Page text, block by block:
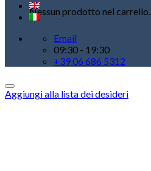
Nessun prodotto nel carrello.
Email
09:30 - 19:30
+39 06 686 5312
Aggiungi alla lista dei desideri